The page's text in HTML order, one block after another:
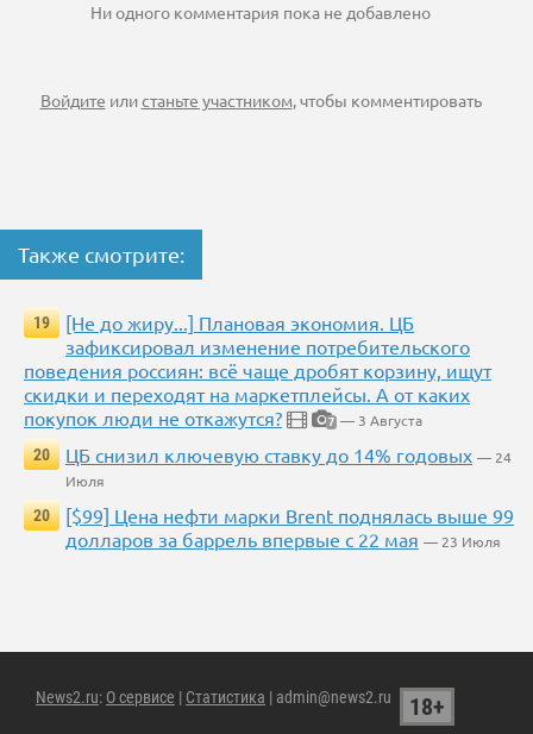
Ни одного комментария пока не добавлено
Войдите илистаньте участником, чтобы комментировать
Также смотрите:
19
[Не до жиру...] Плановая экономия. ЦБ
зафиксировал изменение потребительского
поведения россиян: всё чаще дробят корзину, ищут
скидки и переходят на маркетплейсы. А от каких
покупок люди не откажутся?
7 — 3 Августа
20
ЦБ снизил ключевую ставку до 14% годовых — 24
Июля
20
[$99] Цена нефти марки Brent поднялась выше 99
долларов за баррель впервые с 22 мая — 23 Июля
News2.ru: О сервисе | Статистика | admin@news2.ru 18+